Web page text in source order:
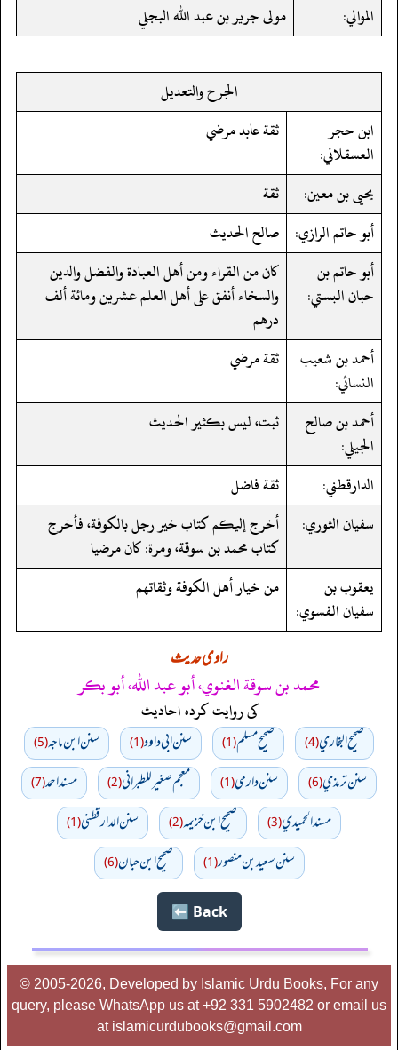
الموالي:
مولى جرير بن عبد الله البجلي
الجرح والتعديل
ابن حجر
العسقلاني:
ثقة عابد مرضي
يحيى بن معين:
ثقة
أبو حاتم الرازي: صالح الحديث
أبو حاتم بن
حبان البستي:
كان من القراء ومن أهل العبادة والفضل والدين
والسخاء أنفق على أهل العلم عشرين ومائة ألف
درهم
أحمد بن شعيب
النسائي:
ثقة مرضي
أحمد بن صالح
الجيلي:
ثبت، ليس بكثير الحديث
الدارقطني:
ثقة فاضل
سفيان الثوري:
أخرج إليكم كتاب خير رجل بالكوفة، فأخرج
كتاب محمد بن سوقة، ومرة: كان مرضيا
يعقوب بن
سفيان الفسوي:
من خيار أهل الكوفة وثقاتهم
راوی حدیث
محمد بن سوقة الغنوي، أبو عبد الله، أبو بكر
کی روایت کردہ احادیث
صحيح البخاري(4) صحيح مسلم(1) سنن ابي داود(1) سنن ابن ماجه(5)
سنن ترمذي(6) سنن دارمي(1) معجم صغير للطبراني(2) مسند احمد(7)
مسند الحميدي(3) صحيح ابن خزيمه(2) سنن الدارقطني(1)
سنن سعید بن منصور(1) صحیح ابن حبان(6)
Back ⬅️
© 2005-2026, Developed by Islamic Urdu Books, For any
query, please WhatsApp us at +92 331 5902482 or email us
at islamicurdubooks@gmail.com